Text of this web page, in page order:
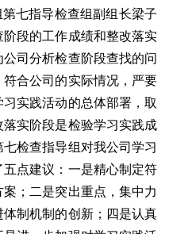
七指导检查组副组长梁子
段的工作成绩和整改落实
司分析检查阶段查找的问
合公司的实际情况，严要
实践活动的总体部署，取
实阶段是检验学习实践成
检查指导组对我公司学习
点建议：一是精心制定符
；二是突出重点，集中力
制机制的创新；四是认真